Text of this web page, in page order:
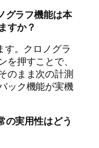
グラフ機能は本
すか？
す。クロノグラ
押すことで、
のまま次の計測
ック機能が実機
の実用性はどう